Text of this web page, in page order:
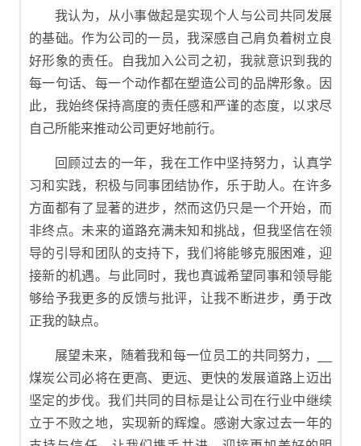
我认为，从小事做起是实现个人与公司共同发展
的基础。作为公司的一员，我深感自己肩负着树立良
好形象的责任。自我加入公司之初，我就意识到我的
每一句话、每一个动作都在塑造公司的品牌形象。因
此，我始终保持高度的责任感和严谨的态度，以求尽
自己所能来推动公司更好地前行。
回顾过去的一年，我在工作中坚持努力，认真学
习和实践，积极与同事团结协作，乐于助人。在许多
方面都有了显著的进步，然而这仍只是一个开始，而
非终点。未来的道路充满未知和挑战，但我坚信在领
导的引导和团队的支持下，我们将能够克服困难，迎
接新的机遇。与此同时，我也真诚希望同事和领导能
够给予我更多的反馈与批评，让我不断进步，勇于改
正我的缺点。
展望未来，随着我和每一位员工的共同努力，__
煤炭公司必将在更高、更远、更快的发展道路上迈出
坚定的步伐。我们共同的目标是让公司在行业中继续
立于不败之地，实现新的辉煌。感谢大家过去一年的